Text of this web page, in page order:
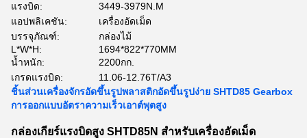
แรงบิด:
3449-3979N.M
แอปพลิเคชัน:
เครื่องอัดเม็ด
บรรจุภัณฑ์:
กล่องไม้
L*W*H:
1694*822*770MM
น้ำหนัก:
2200กก.
เกรดแรงบิด:
11.06-12.76T/A3
ชิ้นส่วนเครื่องจักรอัดขึ้นรูปพลาสติกอัดขึ้นรูปง่าย SHTD85 Gearbox
การออกแบบอัตราความเร็วเอาต์พุตสูง
กล่องเกียร์แรงบิดสูง SHTD85N สำหรับเครื่องอัดเม็ด